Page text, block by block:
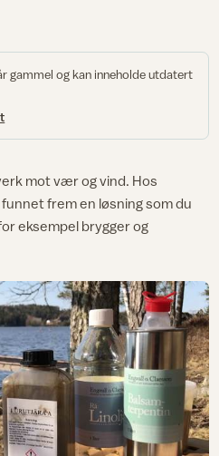
gammel og kan inneholde utdatert
mot vær og vind. Hos
frem en løsning som du
eksempel brygger og